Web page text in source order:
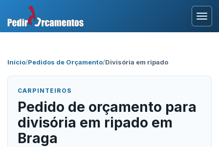
Início/Pedidos de Orçamento/Divisória em ripado
CARPINTEIROS
Pedido de orçamento para
divisória em ripado em
Braga
Área Profissional
Como Funciona?
Testemunhos